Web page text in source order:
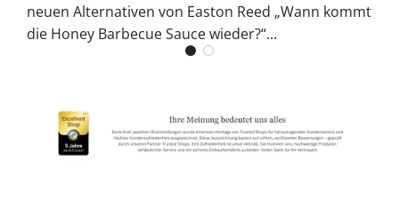
neuen Alternativen von Easton Reed „Wann kommt
die Honey Barbecue Sauce wieder?“...